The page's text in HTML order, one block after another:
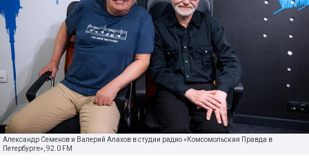
Александр Семенов и Валерий Алахов в студии радио «Комсомольская Правда в
Петербурге», 92.0 FM